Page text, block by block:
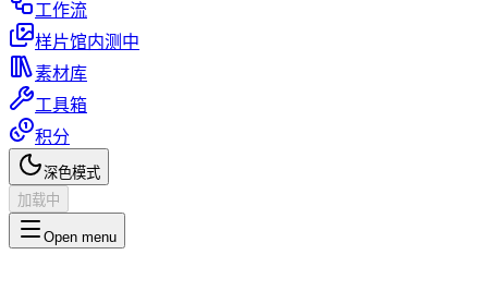
工作流
样片馆内测中
素材库
工具箱
积分
深色模式
加载中
Open menu